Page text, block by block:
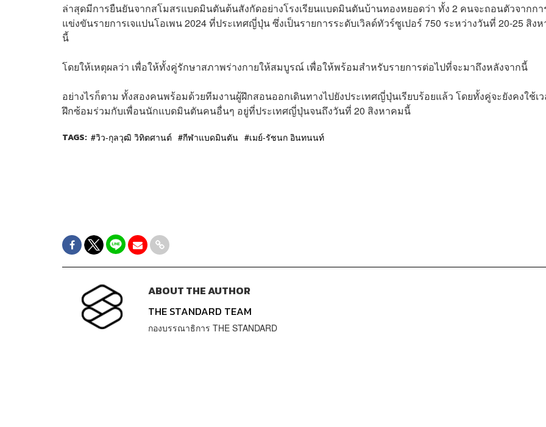
ล่าสุดมีการยืนยันจากสโมสรแบดมินตันต้นสังกัดอย่างโรงเรียนแบดมินตันบ้านทองหยอดว่า ทั้ง 2 คนจะถอนตัวจากกา
แข่งขันรายการเจแปนโอเพน 2024 ที่ประเทศญี่ปุ่น ซึ่งเป็นรายการระดับเวิลด์​ทัวร์ซูเปอร์ 750 ระหว่างวันที่ 20-25 สิง
นี้
โดยให้เหตุผลว่า เพื่อให้ทั้งคู่รักษาสภาพร่างกายให้สมบูรณ์ เพื่อให้พร้อมสำหรับรายการต่อไปที่จะมาถึงหลังจากนี้
อย่างไรก็ตาม ทั้งสองคนพร้อมด้วยทีมงานผู้ฝึกสอนออกเดินทางไปยังประเทศญี่ปุ่นเรียบร้อยแล้ว โดยทั้งคู่จะยังคงใช้เ
ฝึกซ้อมร่วมกับเพื่อนนักแบดมินตันคนอื่นๆ อยู่ที่ประเทศญี่ปุ่นจนถึงวันที่ 20 สิงหาคมนี้
TAGS: วิว-กุลวุฒิ วิทิตศานต์ กีฬาแบดมินตัน เมย์-รัชนก อินทนนท์
ABOUT THE AUTHOR
THE STANDARD TEAM
กองบรรณาธิการ THE STANDARD